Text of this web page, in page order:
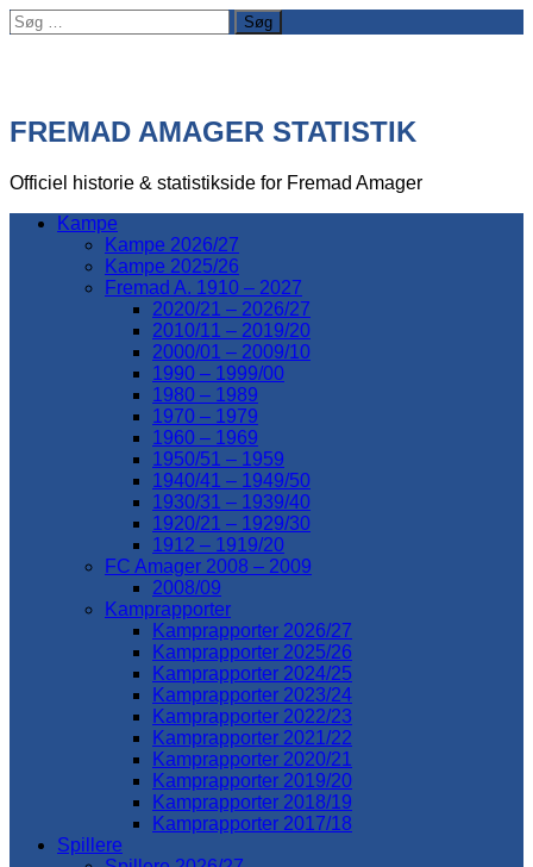
Søg
efter:
FREMAD AMAGER STATISTIK
Officiel historie & statistikside for Fremad Amager
Kampe
Kampe 2026/27
Kampe 2025/26
Fremad A. 1910 – 2027
2020/21 – 2026/27
2010/11 – 2019/20
2000/01 – 2009/10
1990 – 1999/00
1980 – 1989
1970 – 1979
1960 – 1969
1950/51 – 1959
1940/41 – 1949/50
1930/31 – 1939/40
1920/21 – 1929/30
1912 – 1919/20
FC Amager 2008 – 2009
2008/09
Kamprapporter
Kamprapporter 2026/27
Kamprapporter 2025/26
Kamprapporter 2024/25
Kamprapporter 2023/24
Kamprapporter 2022/23
Kamprapporter 2021/22
Kamprapporter 2020/21
Kamprapporter 2019/20
Kamprapporter 2018/19
Kamprapporter 2017/18
Spillere